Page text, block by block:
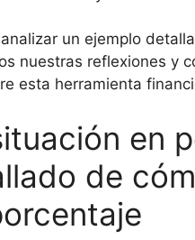
un ejemplo
nuestras reflexiones y
esta herramienta
en
de